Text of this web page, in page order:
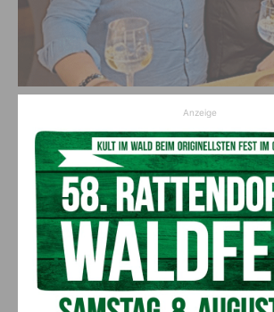
und das Kapas-Team
Info | Res.: 0676-
Anzeige